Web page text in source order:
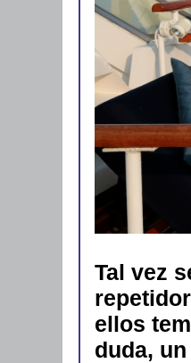
Tal vez
ellos
duda,